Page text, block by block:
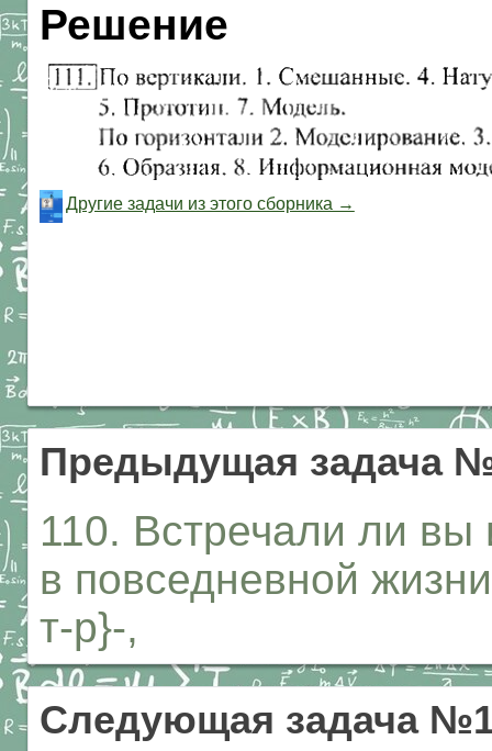
Решение
Другие задачи из этого сборника →
Предыдущая задача
110. Встречали ли
в повседневной
т-р}-,
Следующая задача